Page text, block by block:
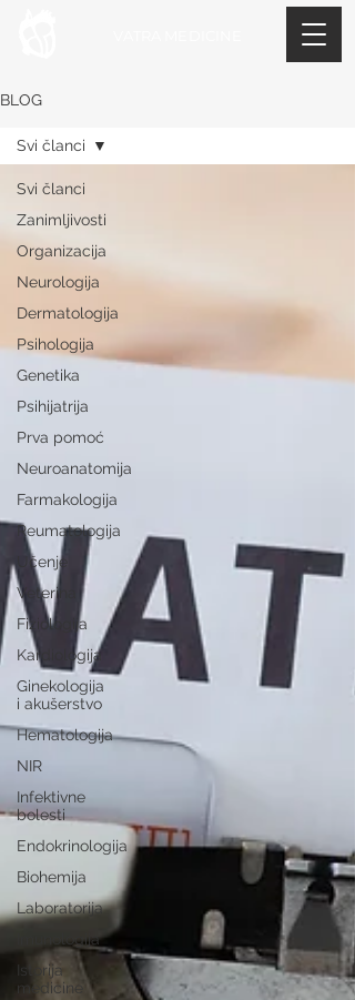
BLOG
Svi članci
Zanimljivosti
Organizacija
Neurologija
Dermatologija
Psihologija
Genetika
Psihijatrija
Prva pomoć
Neuroanatomija
Farmakologija
Reumatologija
Učenje
Veterina
Fiziologija
Kardiologija
Ginekologija
i akušerstvo
Hematologija
NIR
Infektivne
bolesti
Endokrinologija
Biohemija
Laboratorija
Imunologija
Istorija
medicine
Svi članci